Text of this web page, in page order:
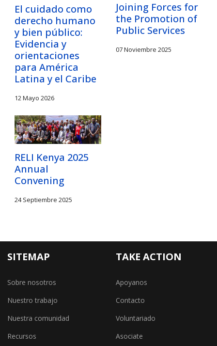
El cuidado como
derecho humano
y bien público:
Evidencia y
orientaciones
para América
Latina y el Caribe
12 Mayo 2026
Joining Forces for
the Promotion of
Public Services
07 Noviembre 2025
RELI Kenya 2025
Annual
Convening
24 Septiembre 2025
SITEMAP
Sobre nosotros
Nuestro trabajo
Nuestra comunidad
Recursos
TAKE ACTION
Apoyanos
Contacto
Voluntariado
Asociate